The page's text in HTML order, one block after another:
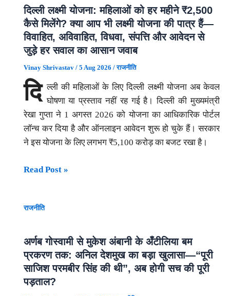
और
अचानक
ईमानदार
हुई
दिल्ली लक्ष्मी योजना: महिलाओं को हर महीने ₹2,500
कैसे मिलेंगे? क्या आप भी लक्ष्मी योजना की पात्र हैं—
विवाहित, अविवाहित, विधवा, संपत्ति और आवेदन से
जुड़े हर सवाल का आसान जवाब
Vinay Shrivastav / 5 Aug 2026 /राजनीति
दि ल्ली की महिलाओं के लिए दिल्ली लक्ष्मी योजना अब केवल
घोषणा या प्रस्ताव नहीं रह गई है। दिल्ली की मुख्यमंत्री
रेखा गुप्ता ने 1 अगस्त 2026 को योजना का आधिकारिक पोर्टल
लॉन्च कर दिया है और ऑनलाइन आवेदन शुरू हो चुके हैं। सरकार
ने इस योजना के लिए लगभग ₹5,100 करोड़ का बजट रखा है।
दिल्ली
महिलाओं
हर
महीने
₹2,500
कैसे
Read Post »
राजनीति
अर्णब गोस्वामी से मुकेश अंबानी के अँटीलिया बम
प्रकरण तक: अनिल देशमुख का बड़ा खुलासा—“पूरी
साजिश परमबीर सिंह की थी”, अब होगी सच की पूरी
पड़ताल?